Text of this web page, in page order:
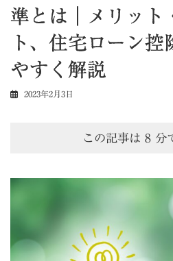
準とは｜メリット
ト、住宅ローン控
やすく解説
2023年2月3日
この記事は 8 分